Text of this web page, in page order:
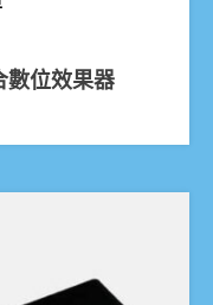
數位效果器